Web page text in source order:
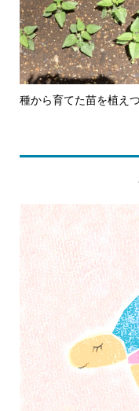
種から育てた苗を植え